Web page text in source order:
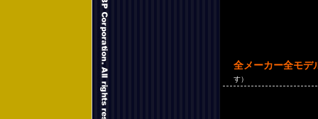
全メーカー全モデ
す）